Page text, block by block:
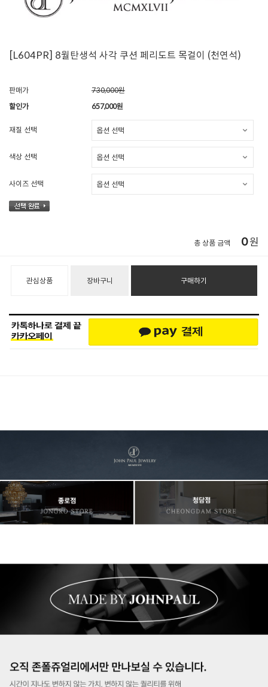
[L604PR] 8월탄생석 사각 쿠션 페리도트 목걸이 (천연석)
판매가 730,000원
할인가 657,000원
재질 선택
색상 선택
사이즈 선택
총 상품 금액 0원
관심상품 장바구니 구매하기